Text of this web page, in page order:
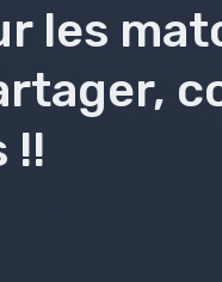
les
!!